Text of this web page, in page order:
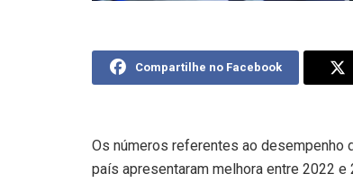
Compartilhe no Facebook
Os números referentes ao desempenho
país apresentaram melhora entre 2022 e